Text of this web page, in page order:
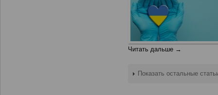
Читать дальше →
Показать остальные